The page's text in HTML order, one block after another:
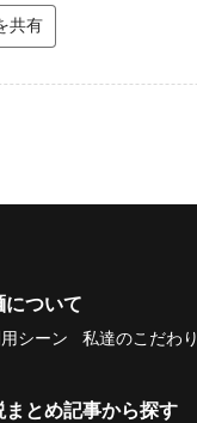
共有
について
シーン 私達のこだわり
まとめ記事から探す